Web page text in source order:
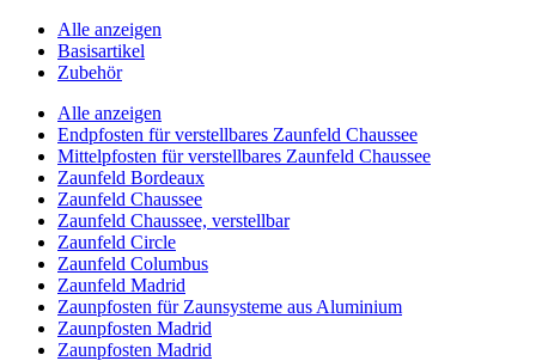
Alle anzeigen
Basisartikel
Zubehör
Alle anzeigen
Endpfosten für verstellbares Zaunfeld Chaussee
Mittelpfosten für verstellbares Zaunfeld Chaussee
Zaunfeld Bordeaux
Zaunfeld Chaussee
Zaunfeld Chaussee, verstellbar
Zaunfeld Circle
Zaunfeld Columbus
Zaunfeld Madrid
Zaunpfosten für Zaunsysteme aus Aluminium
Zaunpfosten Madrid
Zaunpfosten Madrid